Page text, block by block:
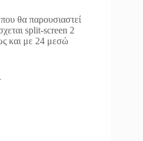
θα παρουσιαστεί
split-screen 2
και με 24 μεσώ